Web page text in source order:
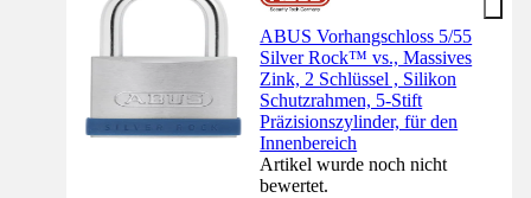
ABUS Vorhangschloss 5/55
Silver Rock™ vs., Massives
Zink, 2 Schlüssel , Silikon
Schutzrahmen, 5-Stift
Präzisionszylinder, für den
Innenbereich
Artikel wurde noch nicht
bewertet.